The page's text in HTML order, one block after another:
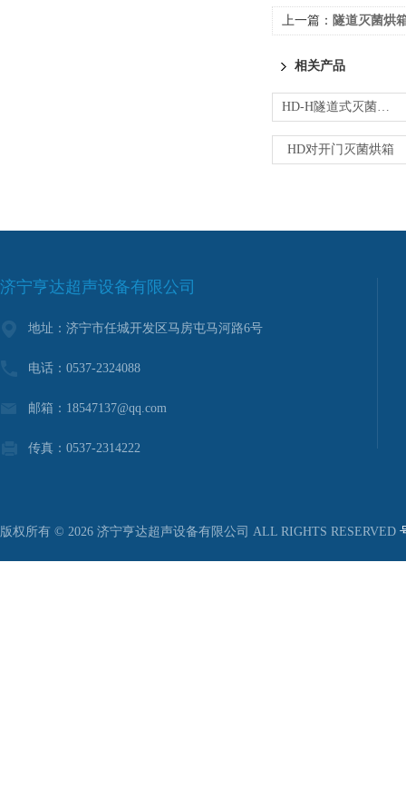
上一篇： 隧道灭菌烘
相关产品
HD-H隧道式灭菌烘箱|隧道烘箱厂家
HD对开门灭菌烘箱
济宁亨达超声设备有限公司
地址：济宁市任城开发区马房屯马河路6号
电话：0537-2324088
邮箱：18547137@qq.com
传真：0537-2314222
版权所有 © 2026 济宁亨达超声设备有限公司 ALL RIGHTS RESERVED